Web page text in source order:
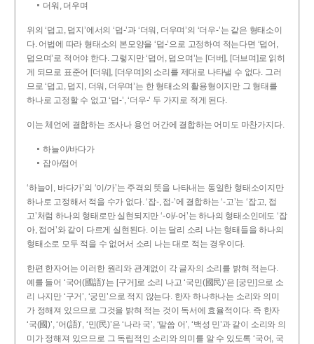
더워, 더우며
위의 ‘덥고, 덥지’에서의 ‘덥-­’과 ‘더워, 더우며’의 ‘더우-­’는 같은 형태소이
다. 어법에 따라 형태소의 본모양을 ‘덥-­’으로 고정하여 적는다면 ‘덥어,
덥으며’로 적어야 한다. 그렇지만 ‘덥어, 덥으며’는 [더버], [더브며]로 읽히
게 되므로 표준어 [더워], [더우며]의 소리를 제대로 나타낼 수 없다. 그러
므로 ‘덥고, 덥지, 더워, 더우며’는 한 형태소의 활용형이지만 그 형태를
하나로 고정할 수 없고 ‘덥-’, ‘더우-’ 두 가지로 적게 된다.
이는 체언에 결합하는 조사나 용언 어간에 결합하는 어미도 마찬가지다.
하늘이/바다가
잡아/접어
‘하늘이, 바다가’의 ‘이/가’는 주격의 뜻을 나타내는 동일한 형태소이지만
하나로 고정해서 적을 수가 없다. ‘잡-, 접-’에 결합하는 ‘-고’는 ‘잡고, 접
고’처럼 하나의 형태로만 실현되지만 ‘-아/-어’는 하나의 형태소인데도 ‘잡
아, 접어’와 같이 다르게 실현된다. 이는 달리 소리 나는 형태들을 하나의
형태소로 모두 적을 수 없어서 소리 나는 대로 적는 경우이다.
한편 한자어는 이러한 원리와 관계없이 각 글자의 소리를 밝혀 적는다.
예를 들어 ‘국어(國語)’는 [구거]로 소리 나고 ‘국민(國民)’은 [궁민]으로 소
리 나지만 ‘구거’, ‘궁민’으로 적지 않는다. 한자 하나하나는 소리와 의미
가 정해져 있으므로 그것을 밝혀 적는 것이 독서에 효율적이다. 즉 한자
‘국(國)’, ‘어(語)’, ‘민(民)’은 ‘나라 국’, ‘말씀 어’, ‘백성 민’과 같이 소리와 의
미가 정해져 있으므로 그 독립적인 소리와 의미를 알 수 있도록 ‘국어, 국